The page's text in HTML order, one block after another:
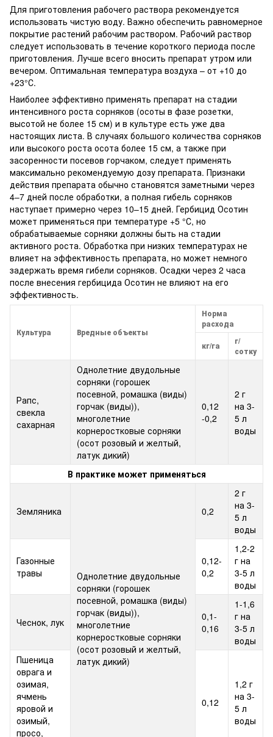
Для приготовления рабочего раствора рекомендуется
использовать чистую воду. Важно обеспечить равномерное
покрытие растений рабочим раствором. Рабочий раствор
следует использовать в течение короткого периода после
приготовления. Лучше всего вносить препарат утром или
вечером. Оптимальная температура воздуха – от +10 до
+23°С.
Наиболее эффективно применять препарат на стадии
интенсивного роста сорняков (осоты в фазе розетки,
высотой не более 15 см) и в культуре есть уже два
настоящих листа. В случаях большого количества сорняков
или высокого роста осота более 15 см, а также при
засоренности посевов горчаком, следует применять
максимально рекомендуемую дозу препарата. Признаки
действия препарата обычно становятся заметными через
4–7 дней после обработки, а полная гибель сорняков
наступает примерно через 10–15 дней. Гербицид Осотин
может применяться при температуре +5 °С, но
обрабатываемые сорняки должны быть на стадии
активного роста. Обработка при низких температурах не
влияет на эффективность препарата, но может немного
задержать время гибели сорняков. Осадки через 2 часа
после внесения гербицида Осотин не влияют на его
эффективность.
Культура Вредные объекты
Норма
расхода
кг/га
г/
сотку
Рапс,
свекла
сахарная
Однолетние двудольные
сорняки (горошек
посевной, ромашка (виды)
горчак (виды)),
многолетние
корнеростковые сорняки
(осот розовый и желтый,
латук дикий)
0,12
-0,2
2 г
на 3-
5 л
воды
В практике может применяться
Земляника
Однолетние двудольные
сорняки (горошек
посевной, ромашка (виды)
горчак (виды)),
многолетние
корнеростковые сорняки
(осот розовый и желтый,
латук дикий)
0,2
2 г
на 3-
5 л
воды
Газонные
травы
0,12-
0,2
1,2-2
г на
3-5 л
воды
Чеснок, лук
0,1-
0,16
1-1,6
г на
3-5 л
воды
Пшеница
оврага и
озимая,
ячмень
яровой и
озимый,
просо,
0,12
1,2 г
на 3-
5 л
воды